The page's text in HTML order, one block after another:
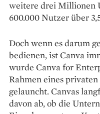
weitere drei Millionen
600.000 Nutzer über
Doch wenn es darum
bedienen, ist Canva
wurde Canva for
Rahmen eines
gelauncht. Canvas
davon ab, ob die